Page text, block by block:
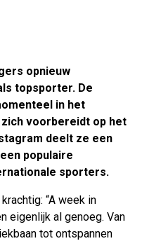
opnieuw
topsporter. De
in het
voorbereidt op het
deelt ze een
populaire
sporters.
“A week in
eigenlijk al genoeg. Van
tot ontspannen